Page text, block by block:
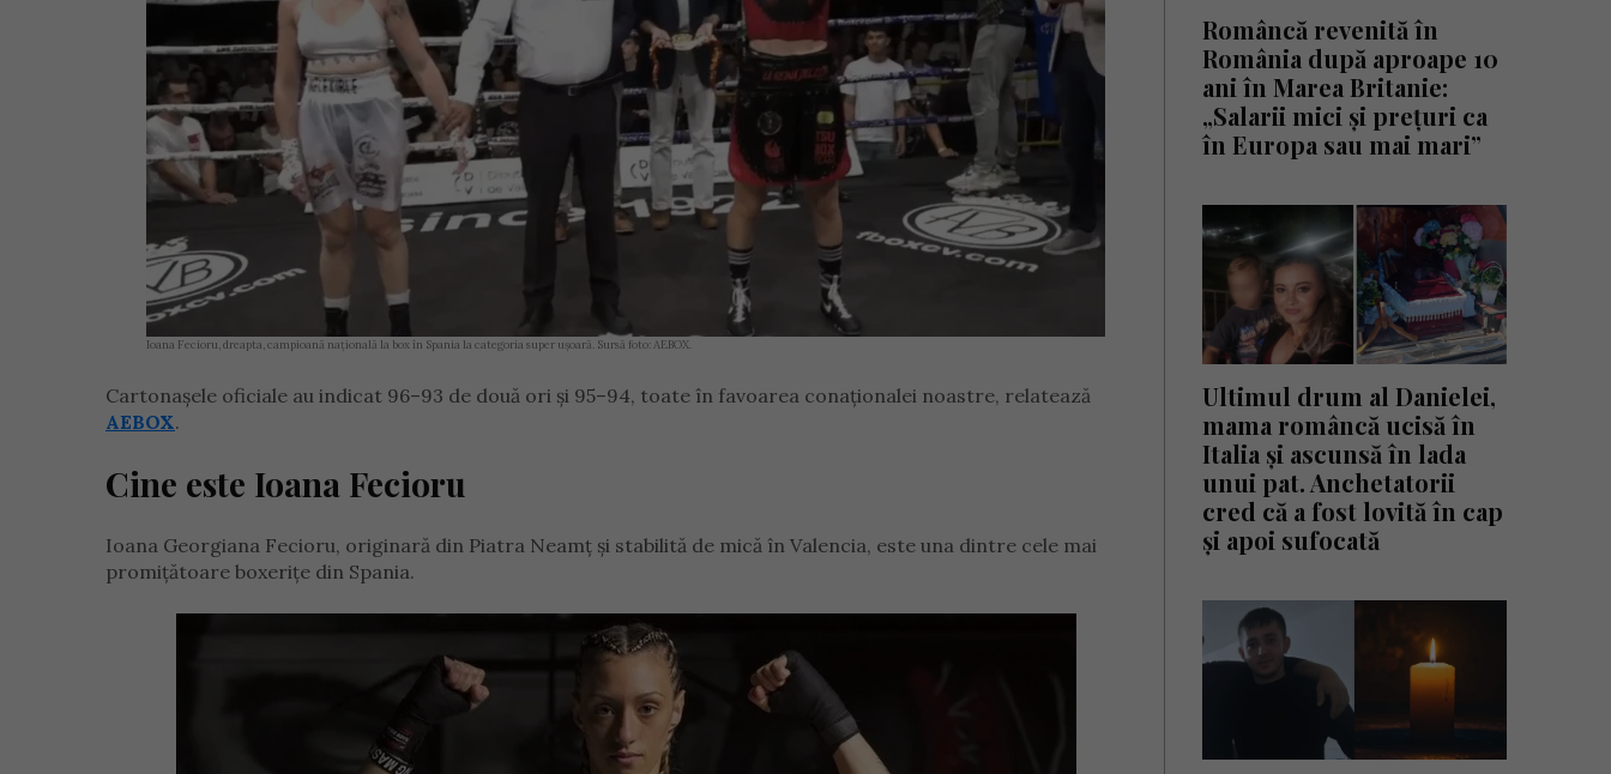
Ioana Fecioru, dreapta, campioană națională la box în Spania la categoria super ușoară. Sursă foto: AEBOX.
Cartonașele oficiale au indicat 96–93 de două ori și 95–94, toate în favoarea conaționalei noastre, relatează
AEBOX.
Cine este Ioana Fecioru
Ioana Georgiana Fecioru, originară din Piatra Neamț și stabilită de mică în Valencia, este una dintre cele mai
promițătoare boxerițe din Spania.
Româncă revenită în
România după aproape 10
ani în Marea Britanie:
„Salarii mici și prețuri ca
în Europa sau mai mari”
Ultimul drum al Danielei,
mama româncă ucisă în
Italia și ascunsă în lada
unui pat. Anchetatorii
cred că a fost lovită în cap
și apoi sufocată